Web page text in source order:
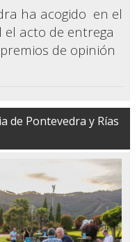
ha acogido en el
acto de entrega
de opinión
de Pontevedra y Rías